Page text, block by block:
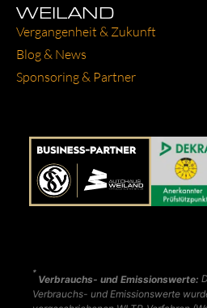
WEILAND
Ver­gan­gen­heit & Zukunft
Blog & News
Spon­so­ring & Part­ner
*
Verbrauchs- und Emissionswerte:
Verbrauchs- und Emissionswerte